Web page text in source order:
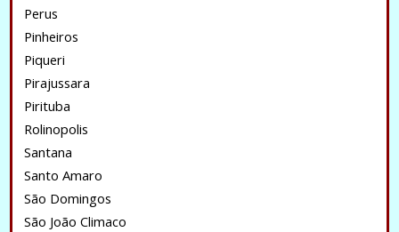
Perus
Pinheiros
Piqueri
Pirajussara
Pirituba
Rolinopolis
Santana
Santo Amaro
São Domingos
São João Climaco